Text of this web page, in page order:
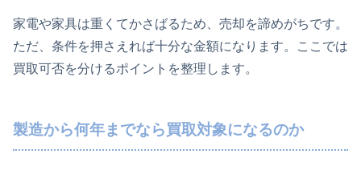
家電や家具は重くてかさばるため、売却を諦めがちです。
ただ、条件を押さえれば十分な金額になります。ここでは
買取可否を分けるポイントを整理します。
製造から何年までなら買取対象になるのか